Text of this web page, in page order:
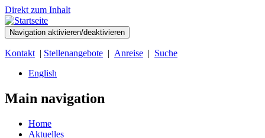
Direkt zum Inhalt
Navigation aktivieren/deaktivieren
Kontakt | Stellenangebote | Anreise | Suche
English
Main navigation
Home
Aktuelles